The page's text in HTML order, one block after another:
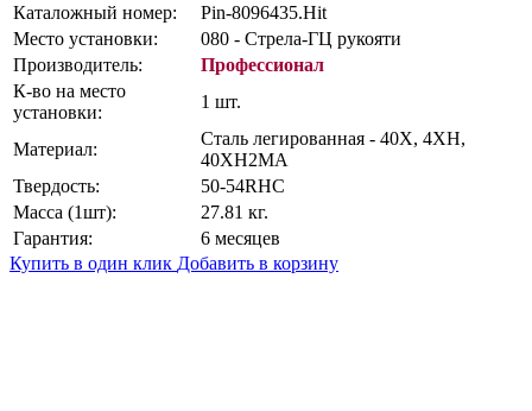
Каталожный номер:
Pin-8096435.Hit
Место установки:
080 - Стрела-ГЦ рукояти
Производитель:
Профессионал
К-во на место
установки:
1 шт.
Материал:
Сталь легированная - 40Х, 4ХН,
40ХН2МА
Твердость:
50-54RHC
Масса (1шт):
27.81 кг.
Гарантия:
6 месяцев
Купить в один клик Добавить в корзину